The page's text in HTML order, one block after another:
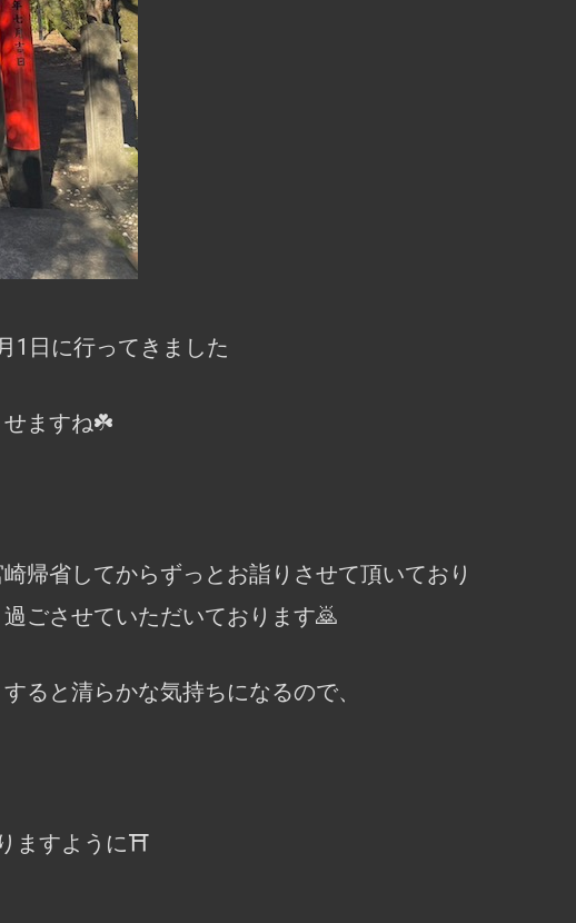
1日に行ってきました
せますね☘️
帰省してからずっとお詣りさせて頂いており
ごさせていただいております🙇
ると清らかな気持ちになるので、
ますように⛩️